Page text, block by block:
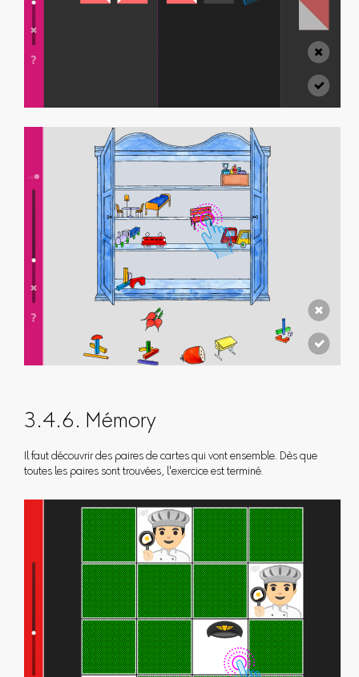
3.4.6. Mémory
Il faut découvrir des paires de cartes qui vont ensemble. Dès que
toutes les paires sont trouvées, l'exercice est terminé.